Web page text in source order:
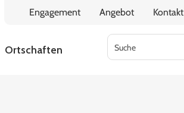
Engagement Angebot Kontakt
Ortschaften